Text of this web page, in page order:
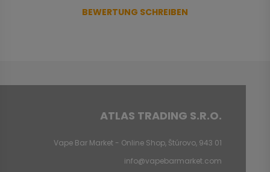
BEWERTUNG SCHREIBEN
ATLAS TRADING S.R.O.
Vape Bar Market - Online Shop, Štúrovo, 943 01
info@vapebarmarket.com